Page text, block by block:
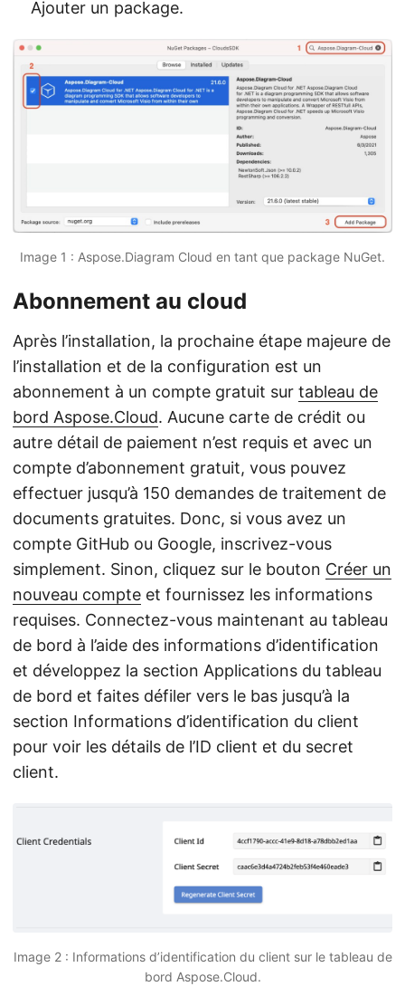
Ajouter un package.
Image 1 : Aspose.Diagram Cloud en tant que package NuGet.
Abonnement au cloud
Après l’installation, la prochaine étape majeure de
l’installation et de la configuration est un
abonnement à un compte gratuit sur tableau de
bord Aspose.Cloud. Aucune carte de crédit ou
autre détail de paiement n’est requis et avec un
compte d’abonnement gratuit, vous pouvez
effectuer jusqu’à 150 demandes de traitement de
documents gratuites. Donc, si vous avez un
compte GitHub ou Google, inscrivez-vous
simplement. Sinon, cliquez sur le bouton Créer un
nouveau compte et fournissez les informations
requises. Connectez-vous maintenant au tableau
de bord à l’aide des informations d’identification
et développez la section Applications du tableau
de bord et faites défiler vers le bas jusqu’à la
section Informations d’identification du client
pour voir les détails de l’ID client et du secret
client.
Image 2 : Informations d’identification du client sur le tableau de
bord Aspose.Cloud.